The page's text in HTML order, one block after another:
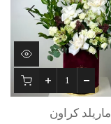
إماريلد كراون